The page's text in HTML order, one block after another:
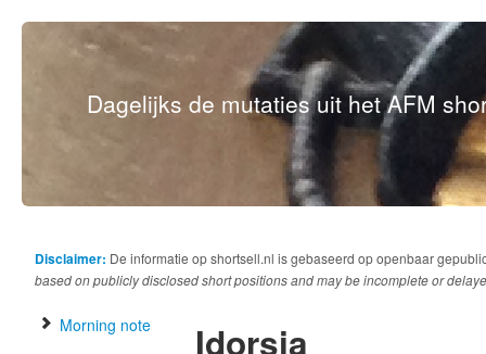
Dagelijks de mutaties uit het AFM
Disclaimer: De informatie op shortsell.nl is gebaseerd op openbaar
based on publicly disclosed short positions and may be incomplete or
Morning note Idorsia